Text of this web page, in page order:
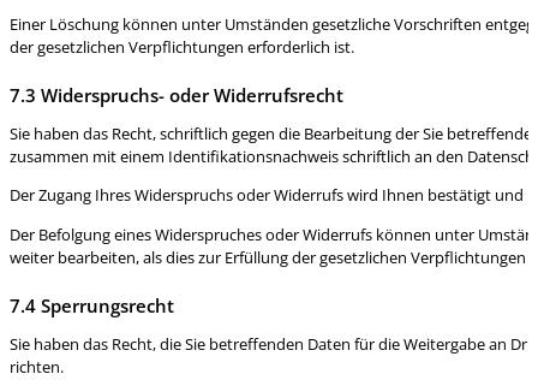
Einer Löschung können unter Umständen gesetzliche Vorschriften
der gesetzlichen Verpflichtungen erforderlich ist.
7.3 Widerspruchs- oder Widerrufsrecht
Sie haben das Recht, schriftlich gegen die Bearbeitung der Sie
zusammen mit einem Identifikationsnachweis schriftlich an den
Der Zugang Ihres Widerspruchs oder Widerrufs wird Ihnen bestätigt und
Der Befolgung eines Widerspruches oder Widerrufs können unter
weiter bearbeiten, als dies zur Erfüllung der gesetzlichen Verpflichtungen
7.4 Sperrungsrecht
Sie haben das Recht, die Sie betreffenden Daten für die Weitergabe an
richten.